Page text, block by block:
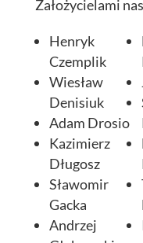
Założycielami
Henryk
Czemplik
Wiesław
Denisiuk
Adam Drosio
Kazimierz
Długosz
Sławomir
Gacka
Andrzej